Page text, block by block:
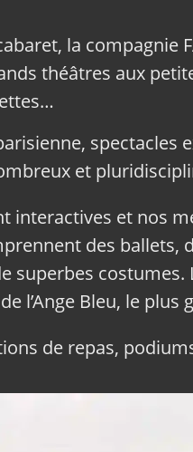
la compagnie
théâtres aux
spectacles
et
interactives et nos
des ballets,
superbes
l’Ange Bleu, le plus
de repas,